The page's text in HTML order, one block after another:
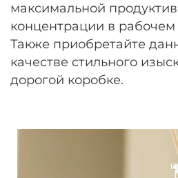
максимальной
концентрации в рабочем
Также приобретайте
качестве стильного
дорогой коробке.